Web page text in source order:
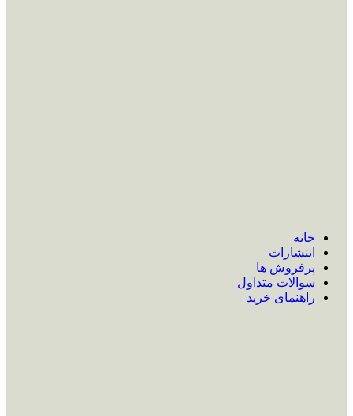
خانه
انتشارات
پرفروش ها
سوالات متداول
راهنمای خرید